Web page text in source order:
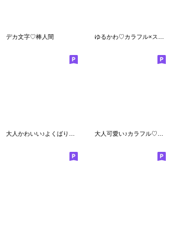
デカ文字♡棒人間 ゆるかわ♡カラフル×スマイル♡